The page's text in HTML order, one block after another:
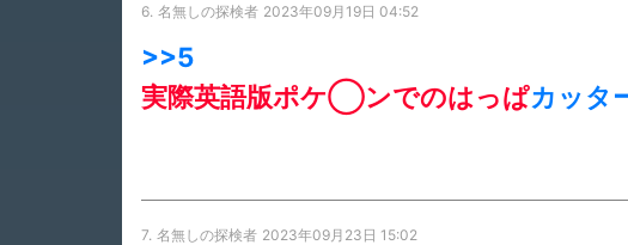
6. 名無しの探検者 2023年09月19日 04:52
>>5
実際英語版ポケ◯ンでのはっぱカッタ
7. 名無しの探検者 2023年09月23日 15:02